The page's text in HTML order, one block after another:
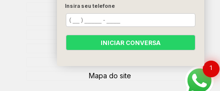
Home
Empresa
SERVIÇOS
Contato
Mapa do site
1
Insira seu telefone
INICIAR CONVERSA